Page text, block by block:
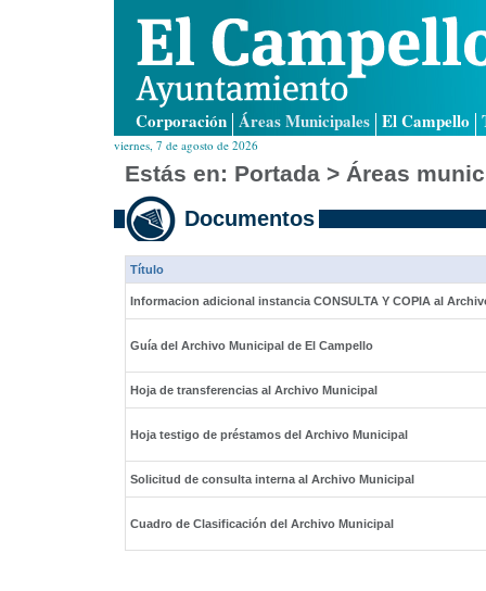
Corporación Áreas Municipales El Campello
viernes, 7 de agosto de 2026
Estás en: Portada > Áreas
Documentos
Título
Informacion adicional instancia CONSULTA Y COPIA al
Guía del Archivo Municipal de El Campello
Hoja de transferencias al Archivo Municipal
Hoja testigo de préstamos del Archivo Municipal
Solicitud de consulta interna al Archivo Municipal
Cuadro de Clasificación del Archivo Municipal